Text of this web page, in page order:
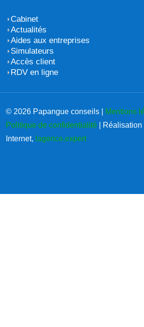
Cabinet
Actualités
Aides aux entreprises
Simulateurs
Accès client
RDV en ligne
© 2026 Papangue conseils | Mentions
Politique de confidentialité |
Internet, lagence.expert